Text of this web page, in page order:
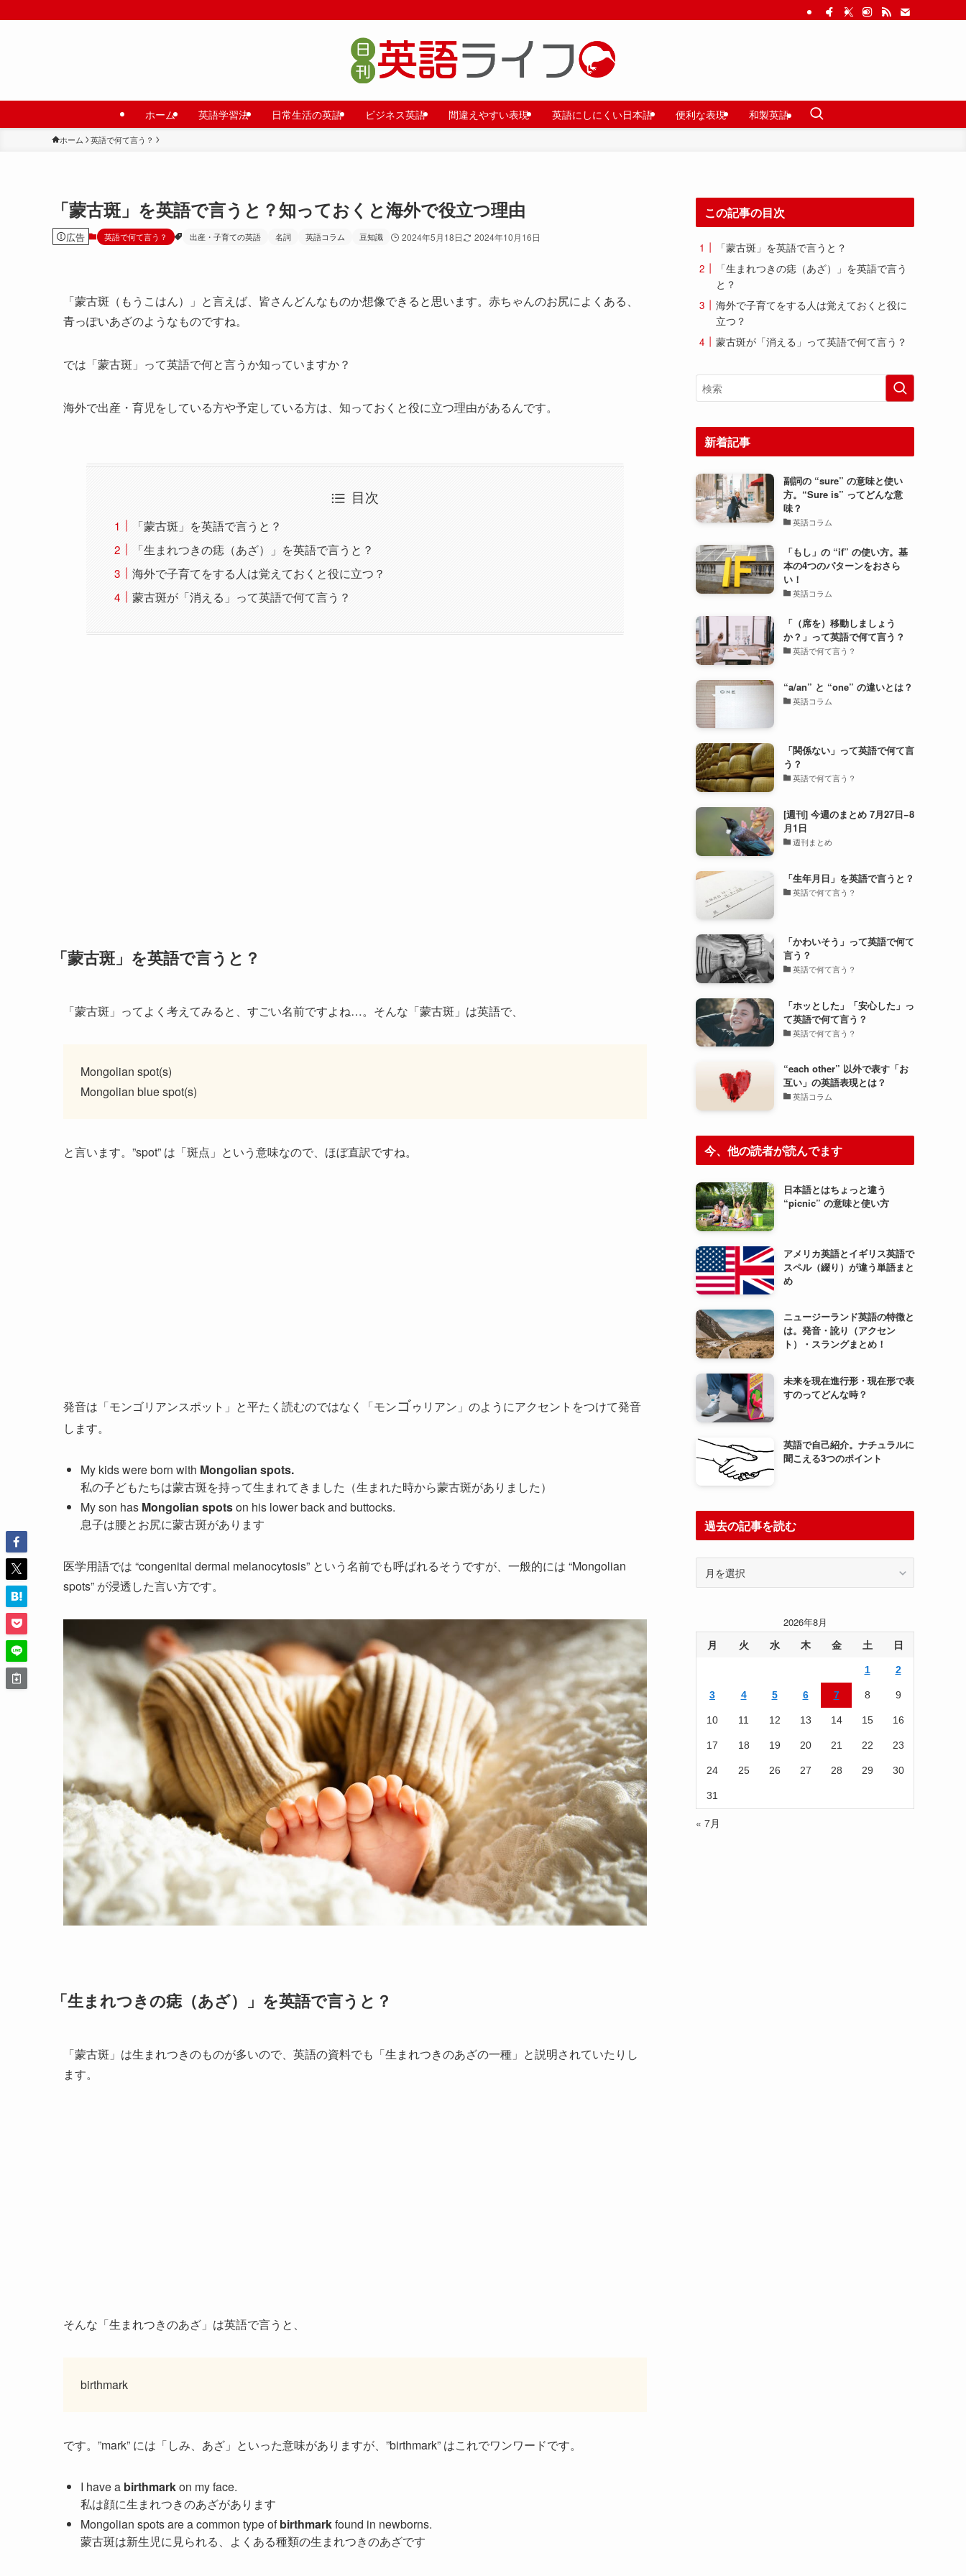
ホーム 英語学習法 日常生活の英語 ビジネス英語 間違えやすい表現 英語にしにくい日本語 便利な表現 和製英語
ホーム 英語で何て言う？
「蒙古斑」を英語で言うと？知っておくと海外で役立つ理由
広告 英語で何て言う？ 出産・子育ての英語 名詞 英語コラム 豆知識 2024年5月18日 2024年10月16日
「蒙古斑（もうこはん）」と言えば、皆さんどんなものか想像できると思います。赤ちゃんのお尻によくある、
青っぽいあざのようなものですね。
では「蒙古斑」って英語で何と言うか知っていますか？
海外で出産・育児をしている方や予定している方は、知っておくと役に立つ理由があるんです。
目次
「蒙古斑」を英語で言うと？
「生まれつきの痣（あざ）」を英語で言うと？
海外で子育てをする人は覚えておくと役に立つ？
蒙古斑が「消える」って英語で何て言う？
「蒙古斑」を英語で言うと？
「蒙古斑」ってよく考えてみると、すごい名前ですよね…。そんな「蒙古斑」は英語で、
Mongolian spot(s)
Mongolian blue spot(s)
と言います。”spot” は「斑点」という意味なので、ほぼ直訳ですね。
発音は「モンゴリアンスポット」と平たく読むのではなく「モンゴゥリアン」のようにアクセントをつけて発音
します。
My kids were born with Mongolian spots.
私の子どもたちは蒙古斑を持って生まれてきました（生まれた時から蒙古斑がありました）
My son has Mongolian spotson his lower back and buttocks.
息子は腰とお尻に蒙古斑があります
医学用語では “congenital dermal melanocytosis” という名前でも呼ばれるそうですが、一般的には “Mongolian
spots” が浸透した言い方です。
「生まれつきの痣（あざ）」を英語で言うと？
「蒙古斑」は生まれつきのものが多いので、英語の資料でも「生まれつきのあざの一種」と説明されていたりし
ます。
そんな「生まれつきのあざ」は英語で言うと、
birthmark
です。”mark” には「しみ、あざ」といった意味がありますが、”birthmark” はこれでワンワードです。
I have a birthmarkon my face.
私は顔に生まれつきのあざがあります
Mongolian spots are a common type ofbirthmarkfound in newborns.
蒙古斑は新生児に見られる、よくある種類の生まれつきのあざです
この記事の目次
「蒙古斑」を英語で言うと？
「生まれつきの痣（あざ）」を英語で言う
と？
海外で子育てをする人は覚えておくと役に
立つ？
蒙古斑が「消える」って英語で何て言う？
新着記事
副詞の “sure” の意味と使い
方。“Sure is” ってどんな意
味？
英語コラム
「もし」の “if” の使い方。基
本の4つのパターンをおさら
い！
英語コラム
「（席を）移動しましょう
か？」って英語で何て言う？
英語で何て言う？
“a/an” と “one” の違いとは？
英語コラム
「関係ない」って英語で何て言
う？
英語で何て言う？
[週刊] 今週のまとめ 7月27日−8
月1日
週刊まとめ
「生年月日」を英語で言うと？
英語で何て言う？
「かわいそう」って英語で何て
言う？
英語で何て言う？
「ホッとした」「安心した」っ
て英語で何て言う？
英語で何て言う？
“each other” 以外で表す「お
互い」の英語表現とは？
英語コラム
今、他の読者が読んでます
日本語とはちょっと違う
“picnic” の意味と使い方
アメリカ英語とイギリス英語で
スペル（綴り）が違う単語まと
め
ニュージーランド英語の特徴と
は。発音・訛り（アクセン
ト）・スラングまとめ！
未来を現在進行形・現在形で表
すのってどんな時？
英語で自己紹介。ナチュラルに
聞こえる3つのポイント
過去の記事を読む
事
2026年8月
月 火 水 木 金 土 日
1 2
3 4 5 6 7 8 9
10 11 12 13 14 15 16
17 18 19 20 21 22 23
24 25 26 27 28 29 30
31
« 7月